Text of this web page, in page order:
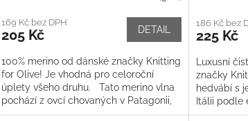
169 Kč bez DPH
205 Kč DETAIL
100% merino od dánské značky Knitting
for Olive! Je vhodná pro celoroční
úplety všeho druhu. Tato merino vlna
pochází z ovcí chovaných v Patagonii,
kde se...
186 Kč bez
225 Kč
Luxusní
značky
hedvábí s
Itálii podle